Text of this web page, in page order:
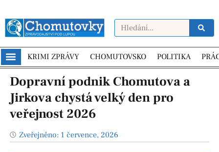
KRIMI ZPRÁVY CHOMUTOVSKO POLITIKA
Dopravní podnik Chomutova a
Jirkova chystá velký den pro
veřejnost 2026
Zveřejněno: 1 července, 2026